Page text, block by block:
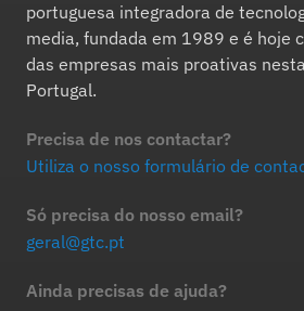
portuguesa integradora de
media, fundada em 1989 e é hoje
das empresas mais proativas
Portugal.
Precisa de nos contactar?
Utiliza o nosso formulário de
Só precisa do nosso email?
geral@gtc.pt
Ainda precisas de ajuda?